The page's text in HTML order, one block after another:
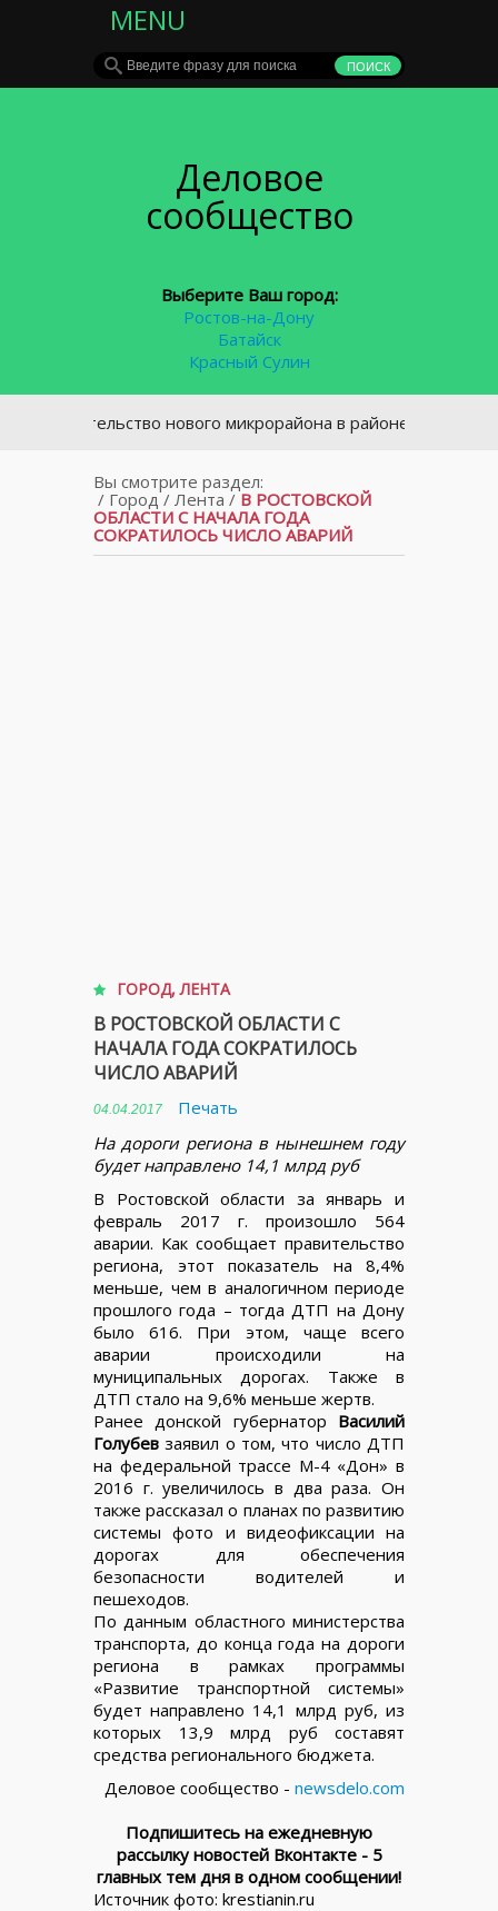
MENU
Деловое
сообщество
Выберите Ваш город:
Ростов-на-Дону
Батайск
Красный Сулин
нового микрорайона в районе площади
Вы смотрите раздел:
/ Город/ Лента / В РОСТОВСКОЙ
ОБЛАСТИ С НАЧАЛА ГОДА
СОКРАТИЛОСЬ ЧИСЛО АВАРИЙ
ГОРОД,ЛЕНТА
В РОСТОВСКОЙ ОБЛАСТИ С
НАЧАЛА ГОДА СОКРАТИЛОСЬ
ЧИСЛО АВАРИЙ
04.04.2017
Печать
На дороги региона в нынешнем году
будет направлено 14,1 млрд руб
В Ростовской области за январь и
февраль 2017 г. произошло 564
аварии. Как сообщает правительство
региона, этот показатель на 8,4%
меньше, чем в аналогичном периоде
прошлого года – тогда ДТП на Дону
было 616. При этом, чаще всего
аварии происходили на
муниципальных дорогах. Также в
ДТП стало на 9,6% меньше жертв.
Ранее донской губернатор Василий
Голубев заявил о том, что число ДТП
на федеральной трассе М-4 «Дон» в
2016 г. увеличилось в два раза. Он
также рассказал о планах по развитию
системы фото и видеофиксации на
дорогах для обеспечения
безопасности водителей и
пешеходов.
По данным областного министерства
транспорта, до конца года на дороги
региона в рамках программы
«Развитие транспортной системы»
будет направлено 14,1 млрд руб, из
которых 13,9 млрд руб составят
средства регионального бюджета.
Деловое сообщество - newsdelo.com
Подпишитесь на ежедневную
рассылку новостей Вконтакте - 5
главных тем дня в одном сообщении!
Источник фото: krestianin.ru